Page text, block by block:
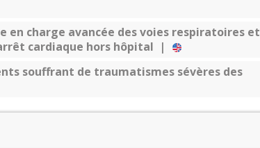
charge avancée des voies respiratoires et
cardiaque hors hôpital |
souffrant de traumatismes sévères des